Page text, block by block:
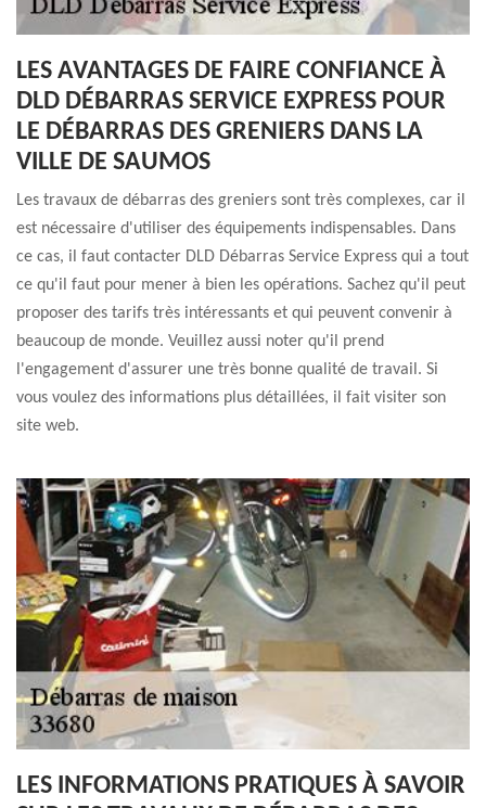
LES AVANTAGES DE FAIRE CONFIANCE À
DLD DÉBARRAS SERVICE EXPRESS POUR
LE DÉBARRAS DES GRENIERS DANS LA
VILLE DE SAUMOS
Les travaux de débarras des greniers sont très complexes, car il
est nécessaire d'utiliser des équipements indispensables. Dans
ce cas, il faut contacter DLD Débarras Service Express qui a tout
ce qu'il faut pour mener à bien les opérations. Sachez qu'il peut
proposer des tarifs très intéressants et qui peuvent convenir à
beaucoup de monde. Veuillez aussi noter qu'il prend
l'engagement d'assurer une très bonne qualité de travail. Si
vous voulez des informations plus détaillées, il fait visiter son
site web.
LES INFORMATIONS PRATIQUES À SAVOIR